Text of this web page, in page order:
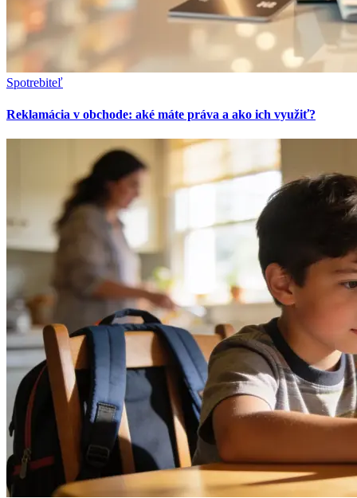
Spotrebiteľ
Reklamácia v obchode: aké máte práva a ako ich využiť?